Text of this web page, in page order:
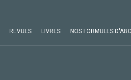
REVUES LIVRES NOS FORMULES